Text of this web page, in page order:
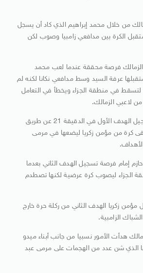
من خلال محمد إبراهيم الذي كاد أن يسجل
الكرة بين مدافعي زامبيا وصوب لكن
17 أهدر الزمالك فرصة محققة عندما لعب محمد
عرفة السيد وسط مدافعي نكانا لكنه لم
لتسقط في منطقة الجزاء ويخطأ في التعامل
لاعبي الزمالك.
ونجح الزمالك في تسجيل الهدف الأول في الدقيقة 21 عن طريق
كرة من مؤمن زكريا ليضعها في مرمى
29 أهدر حازم إمام فرصة تسجيل الهدف الثاني بعدما
الجزاء ليصوب كرة عرضية لكنها تصطدم
34 سجل مؤمن زكريا الهدف الثاني من ركلة حرة خارج
الزامبية.
هدأت الأمور نسبيا من جانب أبناء ميدو
الذي شن عدد من الهجمات على مرمى عبد